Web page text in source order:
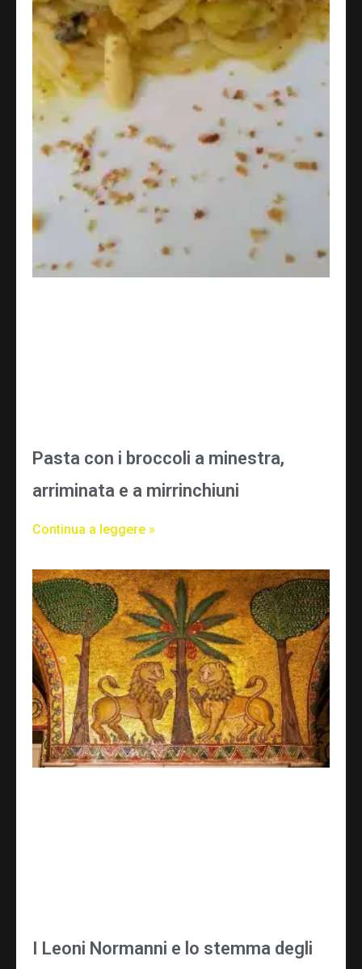
Pasta con i broccoli a minestra,
arriminata e a mirrinchiuni
Continua a leggere »
I Leoni Normanni e lo stemma degli